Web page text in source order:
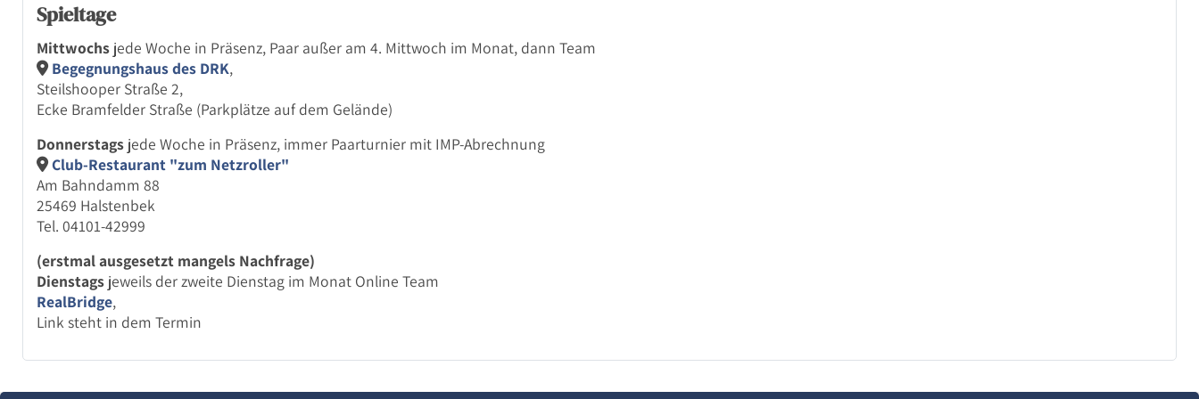
Spieltage
Mittwochs jede Woche in Präsenz, Paar außer am 4. Mittwoch im Monat, dann Team
Begegnungs­haus des DRK,
Steils­hooper Straße 2,
Ecke Bramfelder Straße (Parkplätze auf dem Gelände)
Donnerstags jede Woche in Präsenz, immer Paar­turnier mit IMP-Abrechnung
Club-Restaurant "zum Netzroller"
Am Bahndamm 88
25469 Halstenbek
Tel. 04101-42999
(erstmal ausgesetzt mangels Nachfrage)
Dienstags jeweils der zweite Dienstag im Monat Online Team
RealBridge,
Link steht in dem Termin